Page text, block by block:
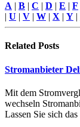
A | B | C | D | E | F
| U | V | W | X | Y |
Related Posts
Stromanbieter
Mit dem
wechseln
Lassen Sie sich